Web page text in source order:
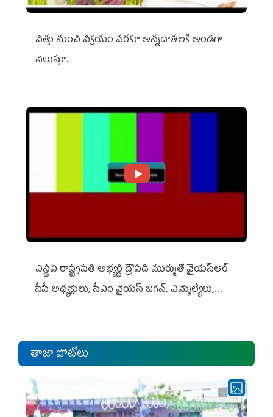
విత్తు నుంచి విక్రయం వరకూ అన్నదాతలకి అండగా
నిలుస్తూ..
ఎన్డీఏ రాష్ట్ర‌ప‌తి అభ్య‌ర్థి ద్రౌప‌ది ముర్ముతో వైయ‌స్ఆర్
సీపీ అధ్య‌క్షులు, సీఎం వైయ‌స్ జ‌గ‌న్, ఎమ్మెల్యేలు,
తాజా ఫోటోలు